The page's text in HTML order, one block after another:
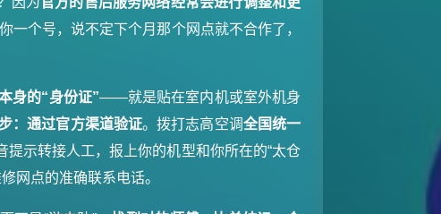
一个号，说不定下个月那个网点就不合作了，
身的“身份证”——就是贴在室内机或室外机身
：通过官方渠道验证。拨打志高空调全国统一
提示转接人工，报上你的机型和你所在的“太仓
网点的准确联系电话。